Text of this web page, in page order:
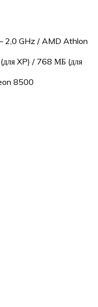
2,0 GHz / AMD Athlon
XP) / 768 МБ (для
8500